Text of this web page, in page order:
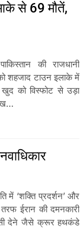
से 69 मौतें,
की राजधानी
शहजाद टाउन इलाके में
खुद को विस्फोट से उड़ा
में ‘शक्ति प्रदर्शन’ और
ईरान की दमनकारी
देने जैसे क्रूर हथकंडे